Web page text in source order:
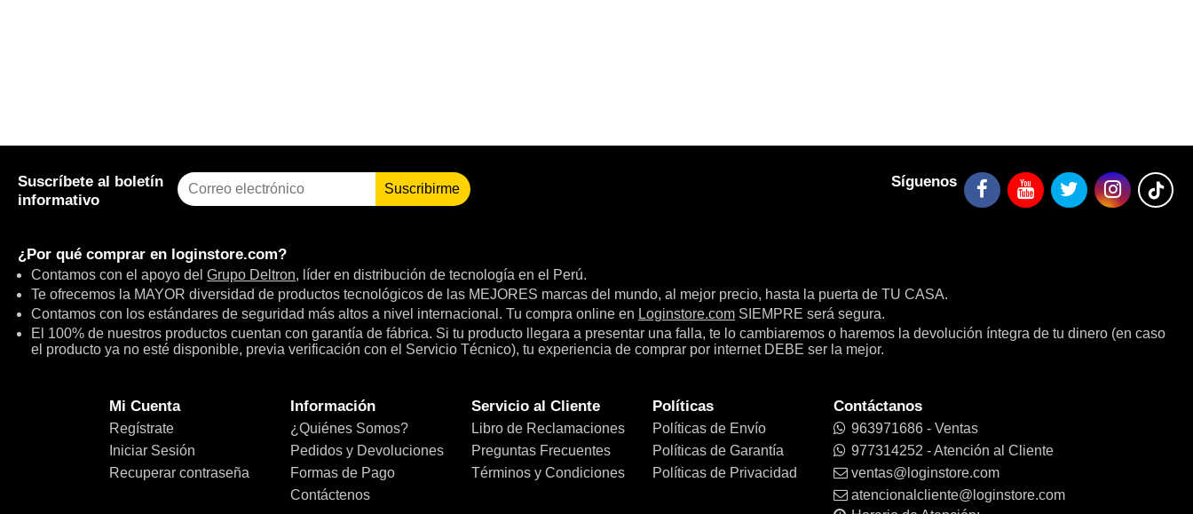
Suscríbete al boletín
informativo
Suscribirme Síguenos
¿Por qué comprar en loginstore.com?
Contamos con el apoyo del Grupo Deltron, líder en distribución de tecnología en el Perú.
Te ofrecemos la MAYOR diversidad de productos tecnológicos de las MEJORES marcas del mundo, al mejor precio, hasta la puerta de TU CASA.
Contamos con los estándares de seguridad más altos a nivel internacional. Tu compra online en Loginstore.com SIEMPRE será segura.
El 100% de nuestros productos cuentan con garantía de fábrica. Si tu producto llegara a presentar una falla, te lo cambiaremos o haremos la devolución íntegra de tu dinero (en caso
el producto ya no esté disponible, previa verificación con el Servicio Técnico), tu experiencia de comprar por internet DEBE ser la mejor.
Mi Cuenta
Regístrate
Iniciar Sesión
Recuperar contraseña
Información
¿Quiénes Somos?
Pedidos y Devoluciones
Formas de Pago
Contáctenos
Servicio al Cliente
Libro de Reclamaciones
Preguntas Frecuentes
Términos y Condiciones
Políticas
Políticas de Envío
Políticas de Garantía
Políticas de Privacidad
Contáctanos
963971686 - Ventas
977314252 - Atención al Cliente
ventas@loginstore.com
atencionalcliente@loginstore.com